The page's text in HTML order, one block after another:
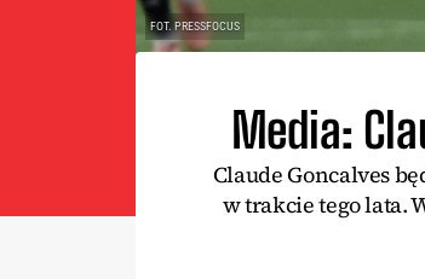
FOT. PRESSFOCUS
Media:
Claude Goncalves
w trakcie tego lata.